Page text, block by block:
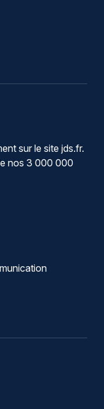
sur le site jds.fr.
nos 3 000 000